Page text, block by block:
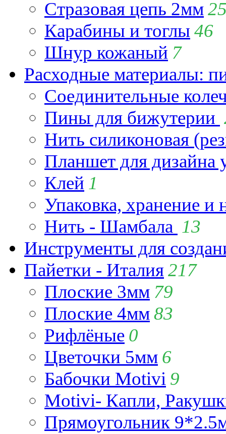
Стразовая цепь 2мм
Карабины и тоглы 46
Шнур кожаный 7
Расходные материалы:
Соединительные
Пины для бижутерии
Нить силиконовая
Планшет для
Клей 1
Упаковка, хранение и
Нить - Шамбала 13
Инструменты для
Пайетки - Италия217
Плоские 3мм 79
Плоские 4мм83
Рифлёные 0
Цветочки 5мм 6
Бабочки Motivi 9
Motivi- Капли,
Прямоугольник